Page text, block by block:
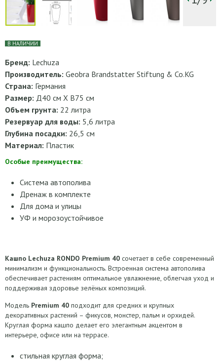
В НАЛИЧИИ
Бренд: Lechuza
Производитель: Geobra Brandstatter Stiftung & Co.KG
Страна: Германия
Размер: Д40 см Х В75 см
Объем грунта: 22 литра
Резервуар для воды: 5,6 литра
Глубина посадки: 26,5 см
Материал: Пластик
Особые преимущества:
Система автополива
Дренаж в комплекте
Для дома и улицы
УФ и морозоустойчивое
Кашпо Lechuza RONDO Premium 40 сочетает в себе современный
минимализм и функциональность. Встроенная система автополива
обеспечивает растениям оптимальное увлажнение, облегчая уход и
поддерживая здоровье зелёных композиций.
Модель Premium 40 подходит для средних и крупных
декоративных растений – фикусов, монстер, пальм и орхидей.
Круглая форма кашпо делает его элегантным акцентом в
интерьере, офисе или на террасе.
стильная круглая форма;